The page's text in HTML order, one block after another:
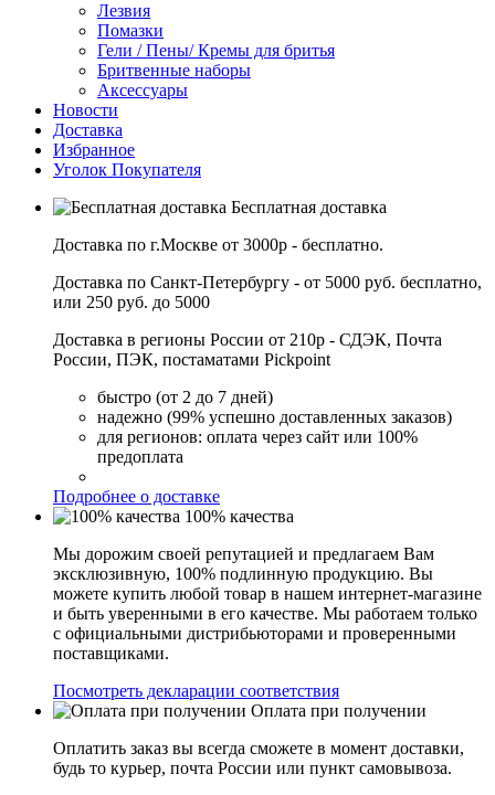
Лезвия
Помазки
Гели / Пены/ Кремы для бритья
Бритвенные наборы
Аксессуары
Новости
Доставка
Избранное
Уголок Покупателя
Бесплатная доставка
Доставка по г.Москве от 3000р - бесплатно.
Доставка по Санкт-Петербургу - от 5000 руб. бесплатно,
или 250 руб. до 5000
Доставка в регионы России от 210р - СДЭК, Почта
России, ПЭК, постаматами Pickpoint
быстро (от 2 до 7 дней)
надежно (99% успешно доставленных заказов)
для регионов: оплата через сайт или 100%
предоплата
Подробнее о доставке
100% качества
Мы дорожим своей репутацией и предлагаем Вам
эксклюзивную, 100% подлинную продукцию. Вы
можете купить любой товар в нашем интернет-магазине
и быть уверенными в его качестве. Мы работаем только
с официальными дистрибьюторами и проверенными
поставщиками.
Посмотреть декларации соответствия
Оплата при получении
Оплатить заказ вы всегда сможете в момент доставки,
будь то курьер, почта России или пункт самовывоза.